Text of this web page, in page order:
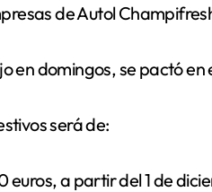
de Autol
en domingos, se pactó en
será de:
a partir del 1 de